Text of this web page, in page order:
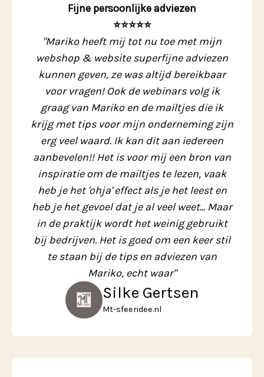
Fijne persoonlijke adviezen
⭐️⭐️⭐️⭐️⭐️
"Mariko heeft mij tot nu toe met mijn
webshop & website superfijne adviezen
kunnen geven, ze was altijd bereikbaar
voor vragen! Ook de webinars volg ik
graag van Mariko en de mailtjes die ik
krijg met tips voor mijn onderneming zijn
erg veel waard. Ik kan dit aan iedereen
aanbevelen!! Het is voor mij een bron van
inspiratie om de mailtjes te lezen, vaak
heb je het 'ohja' effect als je het leest en
heb je het gevoel dat je al veel weet... Maar
in de praktijk wordt het weinig gebruikt
bij bedrijven. Het is goed om een keer stil
te staan bij de tips en adviezen van
Mariko, echt waar"
Silke Gertsen
Mt-sfeeridee.nl